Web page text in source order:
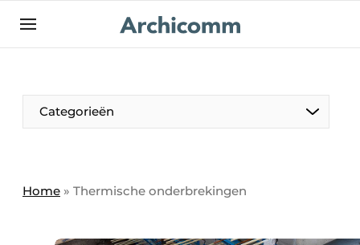
NL be-FR
Categorieën
Home » Thermische onderbrekingen